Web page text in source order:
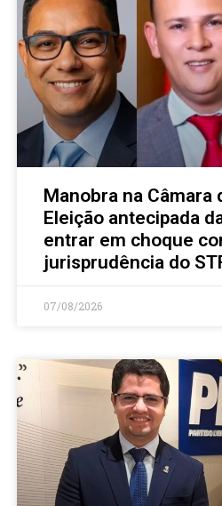
Manobra na Câmara
Eleição antecipada
entrar em choque
jurisprudência do
07/08/2026